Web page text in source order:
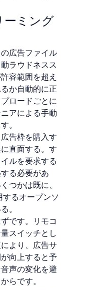
ーミング
広告ファイル
ラウドネスス
容範囲を超え
か自動的に正
ロードごとに
アによる手動
。
告枠を購入す
直面する。す
ルを要求する
る必要があ
つかは既に、
るオープンソ
。
です。リモコ
スイッチとし
より、広告サ
向上すると予
声の変化を避
らです。